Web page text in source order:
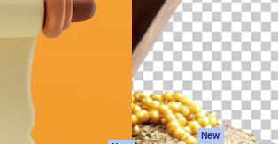
Assistente de IA
Gerador de
imagens
Gerador de vídeos
Texto para voz
Conteúdo de stock
MCP para
Documentação
Atendimento
Termos e
condições
Política de
privacidade
Originais New